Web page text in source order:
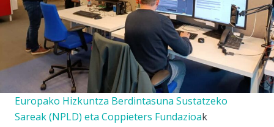
Europako Hizkuntza Berdintasuna Sustatzeko
Sareak (NPLD) eta Coppieters Fundazioak